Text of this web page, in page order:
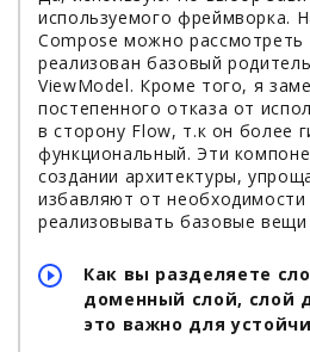
используемого фреймворка.
Compose можно рассмотреть
реализован базовый
ViewModel. Кроме того, я
постепенного отказа от
в сторону Flow, т.к он более
функциональный. Эти
создании архитектуры,
избавляют от необходимости
реализовывать базовые
Как вы разделяете
доменный слой, слой
это важно для